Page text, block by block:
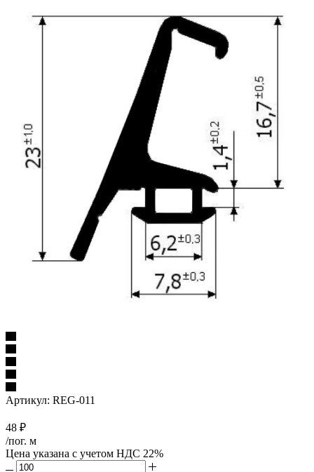
Артикул: REG-011
48 ₽
/пог. м
Цена указана с учетом НДС 22%